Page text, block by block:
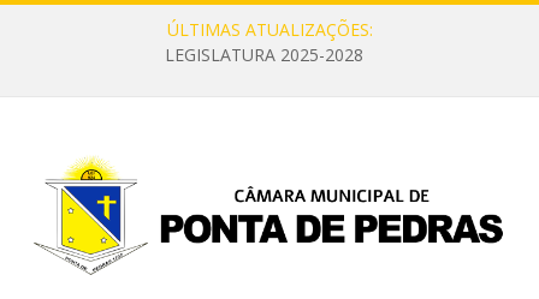
ÚLTIMAS ATUALIZAÇÕES:
LEGISLATURA 2025-2028